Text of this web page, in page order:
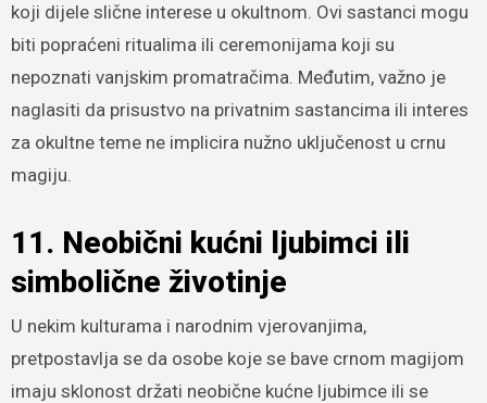
koji dijele slične interese u okultnom. Ovi sastanci mogu
biti popraćeni ritualima ili ceremonijama koji su
nepoznati vanjskim promatračima. Međutim, važno je
naglasiti da prisustvo na privatnim sastancima ili interes
za okultne teme ne implicira nužno uključenost u crnu
magiju.
11. Neobični kućni ljubimci ili
simbolične životinje
U nekim kulturama i narodnim vjerovanjima,
pretpostavlja se da osobe koje se bave crnom magijom
imaju sklonost držati neobične kućne ljubimce ili se